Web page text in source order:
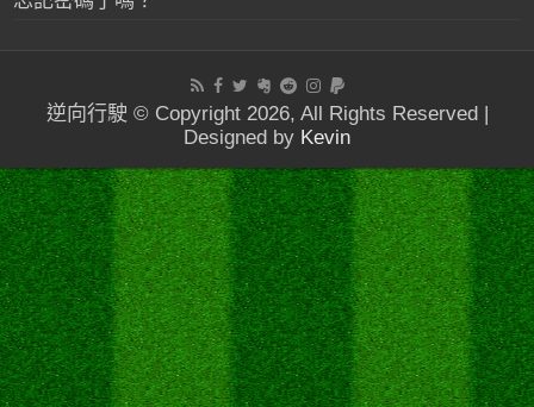
逆向行駛 © Copyright 2026, All Rights Reserved |
Designed by Kevin